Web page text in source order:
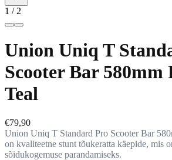
1 / 2
Union Uniq T
Scooter Bar 580mm
Teal
€79,90
Union Uniq T Standard Pro Scooter Bar
on kvaliteetne stunt tõukeratta käepide, mis
sõidukogemuse parandamiseks.